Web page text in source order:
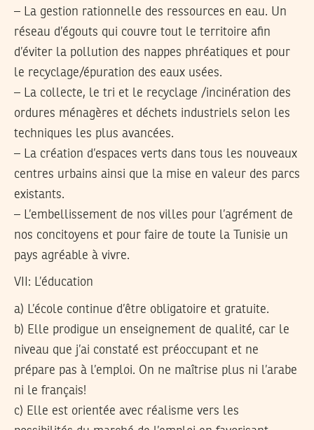
– La gestion rationnelle des ressources en eau. Un
réseau d’égouts qui couvre tout le territoire afin
d’éviter la pollution des nappes phréatiques et pour
le recyclage/épuration des eaux usées.
– La collecte, le tri et le recyclage /incinération des
ordures ménagères et déchets industriels selon les
techniques les plus avancées.
– La création d’espaces verts dans tous les nouveaux
centres urbains ainsi que la mise en valeur des parcs
existants.
– L’embellissement de nos villes pour l’agrément de
nos concitoyens et pour faire de toute la Tunisie un
pays agréable à vivre.
VII: L’éducation
a) L’école continue d’être obligatoire et gratuite.
b) Elle prodigue un enseignement de qualité, car le
niveau que j’ai constaté est préoccupant et ne
prépare pas à l’emploi. On ne maîtrise plus ni l’arabe
ni le français!
c) Elle est orientée avec réalisme vers les